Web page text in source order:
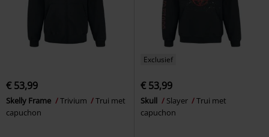
€ 53,99
Skelly Frame Trivium
Trui met
capuchon
Exclusief
€ 53,99
Skull Slayer
Trui met
capuchon